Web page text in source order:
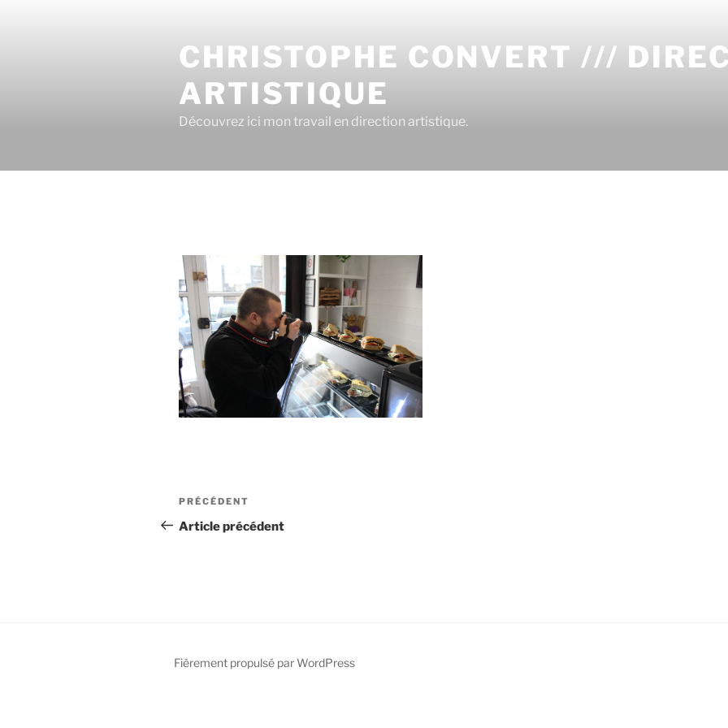
CHRISTOPHE CONVERT ///
ARTISTIQUE
Découvrez ici mon travail en direction artistique.
PRÉCÉDENT
Article précédent
Fièrement propulsé par WordPress